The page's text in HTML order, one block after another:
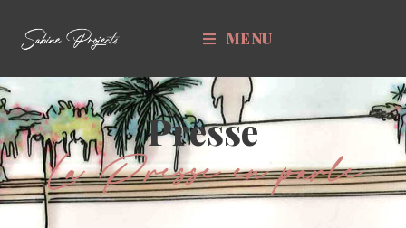
MENU
Presse
La Presse en parle